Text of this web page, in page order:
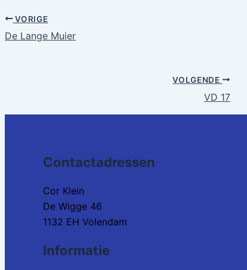
VORIGE
De Lange Muier
VOLGENDE
VD 17
Contactadressen
Cor Klein
De Wigge 46
1132 EH Volendam
Informatie